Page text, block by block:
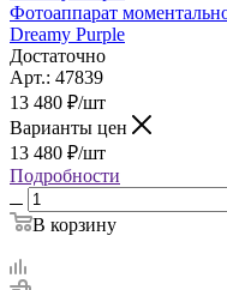
Фотоаппарат
Dreamy Purple
Достаточно
Арт.: 47839
13 480 ₽/шт
Варианты цен
13 480 ₽/шт
Подробности
В корзину